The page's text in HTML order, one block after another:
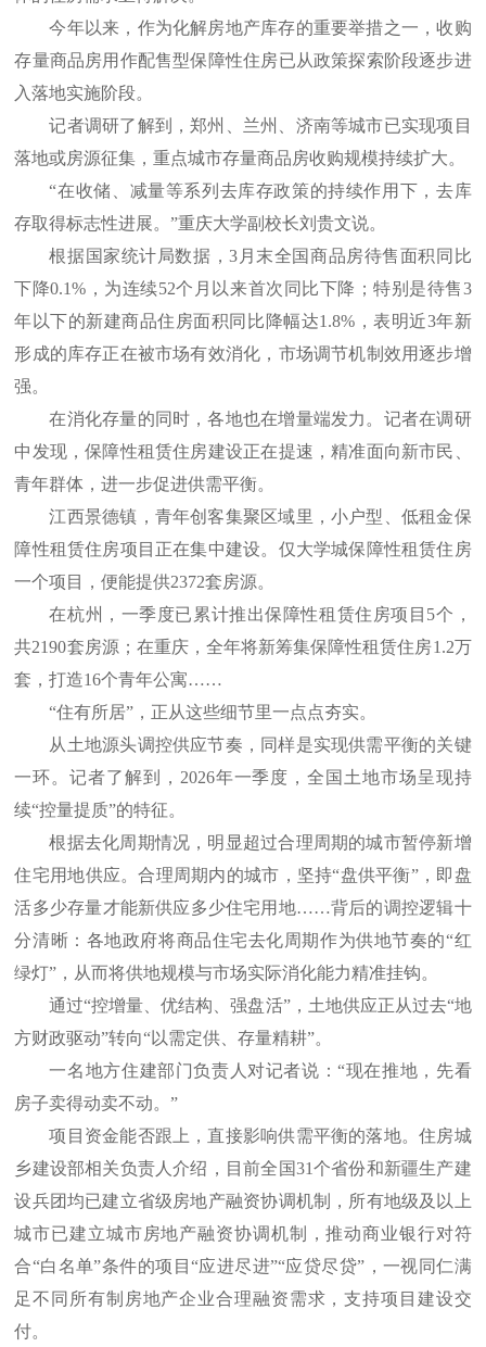
今年以来，作为化解房地产库存的重要举措之一，收购
存量商品房用作配售型保障性住房已从政策探索阶段逐步进
入落地实施阶段。
记者调研了解到，郑州、兰州、济南等城市已实现项目
落地或房源征集，重点城市存量商品房收购规模持续扩大。
“在收储、减量等系列去库存政策的持续作用下，去库
存取得标志性进展。”重庆大学副校长刘贵文说。
根据国家统计局数据，3月末全国商品房待售面积同比
下降0.1%，为连续52个月以来首次同比下降；特别是待售3
年以下的新建商品住房面积同比降幅达1.8%，表明近3年新
形成的库存正在被市场有效消化，市场调节机制效用逐步增
强。
在消化存量的同时，各地也在增量端发力。记者在调研
中发现，保障性租赁住房建设正在提速，精准面向新市民、
青年群体，进一步促进供需平衡。
江西景德镇，青年创客集聚区域里，小户型、低租金保
障性租赁住房项目正在集中建设。仅大学城保障性租赁住房
一个项目，便能提供2372套房源。
在杭州，一季度已累计推出保障性租赁住房项目5个，
共2190套房源；在重庆，全年将新筹集保障性租赁住房1.2万
套，打造16个青年公寓……
“住有所居”，正从这些细节里一点点夯实。
从土地源头调控供应节奏，同样是实现供需平衡的关键
一环。记者了解到，2026年一季度，全国土地市场呈现持
续“控量提质”的特征。
根据去化周期情况，明显超过合理周期的城市暂停新增
住宅用地供应。合理周期内的城市，坚持“盘供平衡”，即盘
活多少存量才能新供应多少住宅用地……背后的调控逻辑十
分清晰：各地政府将商品住宅去化周期作为供地节奏的“红
绿灯”，从而将供地规模与市场实际消化能力精准挂钩。
通过“控增量、优结构、强盘活”，土地供应正从过去“地
方财政驱动”转向“以需定供、存量精耕”。
一名地方住建部门负责人对记者说：“现在推地，先看
房子卖得动卖不动。”
项目资金能否跟上，直接影响供需平衡的落地。住房城
乡建设部相关负责人介绍，目前全国31个省份和新疆生产建
设兵团均已建立省级房地产融资协调机制，所有地级及以上
城市已建立城市房地产融资协调机制，推动商业银行对符
合“白名单”条件的项目“应进尽进”“应贷尽贷”，一视同仁满
足不同所有制房地产企业合理融资需求，支持项目建设交
付。